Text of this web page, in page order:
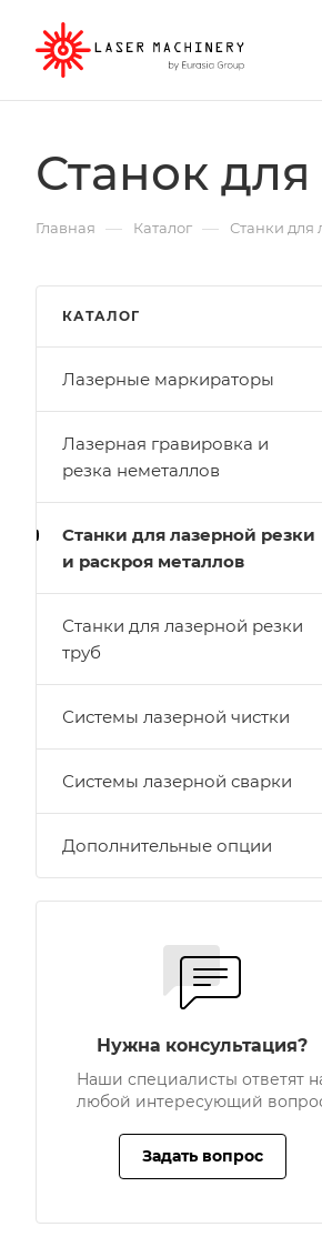
Станок
Главная — Каталог — Станки для
КАТАЛОГ
Лазерные маркираторы
Лазерная гравировка и
резка неметаллов
Станки для лазерной резки
и раскроя металлов
Станки для лазерной резки
труб
Системы лазерной чистки
Системы лазерной сварки
Дополнительные опции
Нужна консультация?
Наши специалисты ответят
любой интересующий
Задать вопрос